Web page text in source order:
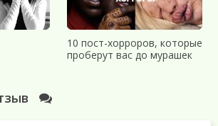
10 пост-хорроров, которые
проберут вас до мурашек